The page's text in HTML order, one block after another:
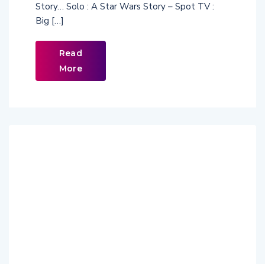
Story… Solo : A Star Wars Story – Spot TV :
Big […]
Read
More